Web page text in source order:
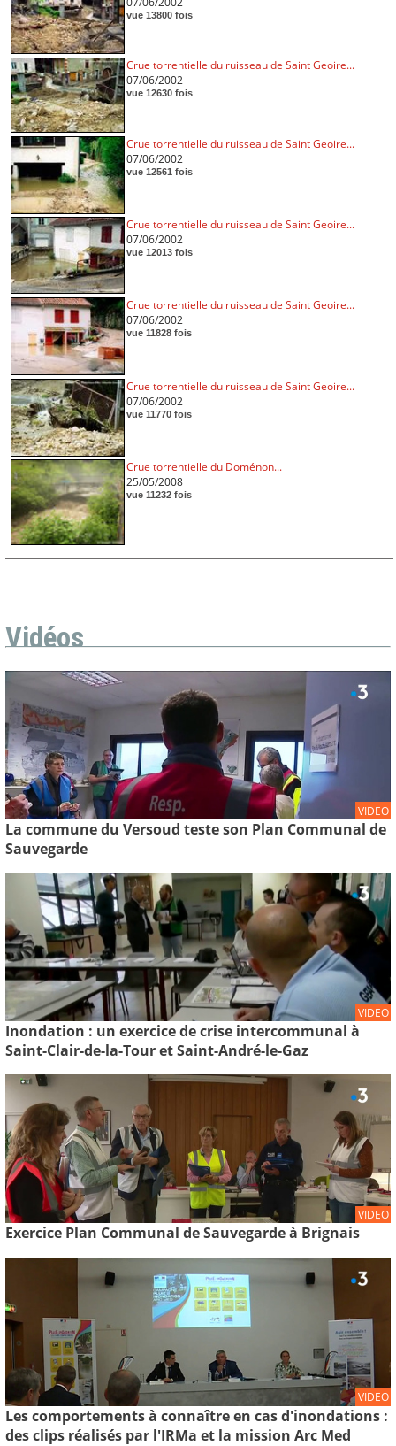
vue 13800 fois
Crue torrentielle du ruisseau de Saint Geoire...
07/06/2002
vue 12630 fois
Crue torrentielle du ruisseau de Saint Geoire...
07/06/2002
vue 12561 fois
Crue torrentielle du ruisseau de Saint Geoire...
07/06/2002
vue 12013 fois
Crue torrentielle du ruisseau de Saint Geoire...
07/06/2002
vue 11828 fois
Crue torrentielle du ruisseau de Saint Geoire...
07/06/2002
vue 11770 fois
Crue torrentielle du Doménon...
25/05/2008
vue 11232 fois
Vidéos
VIDEO
La commune du Versoud teste son Plan Communal de
Sauvegarde
VIDEO
Inondation : un exercice de crise intercommunal à
Saint-Clair-de-la-Tour et Saint-André-le-Gaz
VIDEO
Exercice Plan Communal de Sauvegarde à Brignais
VIDEO
Les comportements à connaître en cas d'inondations :
des clips réalisés par l'IRMa et la mission Arc Med